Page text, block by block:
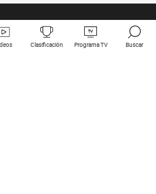
Clasificación Programa TV Buscar